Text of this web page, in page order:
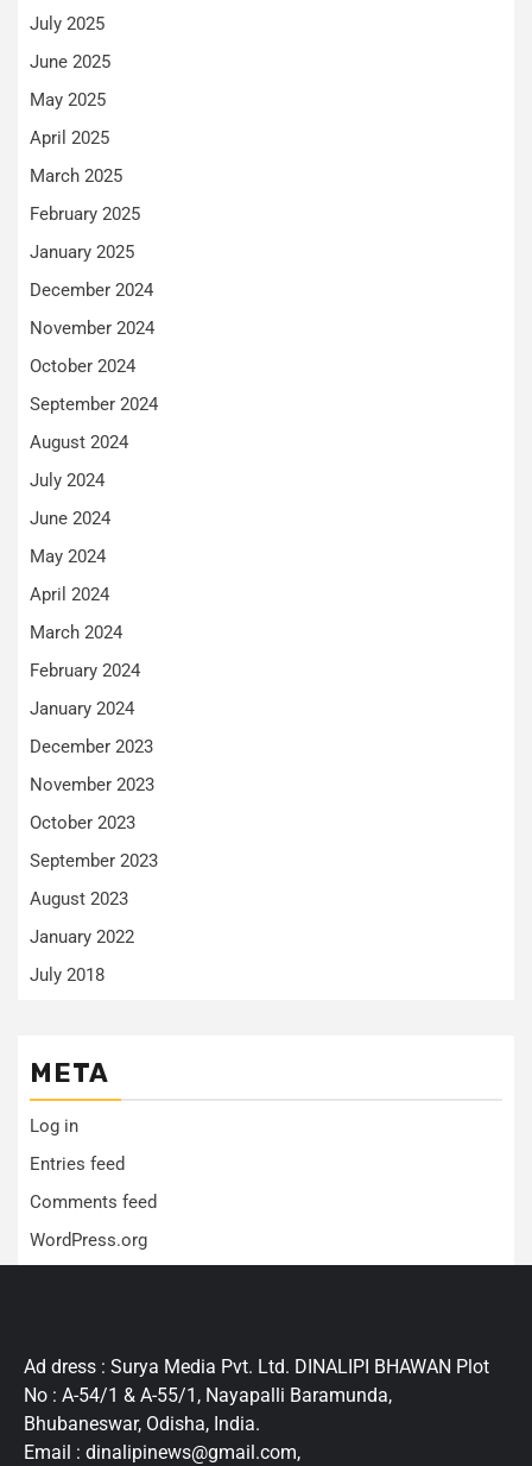
July 2025
June 2025
May 2025
April 2025
March 2025
February 2025
January 2025
December 2024
November 2024
October 2024
September 2024
August 2024
July 2024
June 2024
May 2024
April 2024
March 2024
February 2024
January 2024
December 2023
November 2023
October 2023
September 2023
August 2023
January 2022
July 2018
META
Log in
Entries feed
Comments feed
WordPress.org
Ad dress : Surya Media Pvt. Ltd. DINALIPI BHAWAN Plot
No : A-54/1 & A-55/1, Nayapalli Baramunda,
Bhubaneswar, Odisha, India.
Email : dinalipinews@gmail.com,